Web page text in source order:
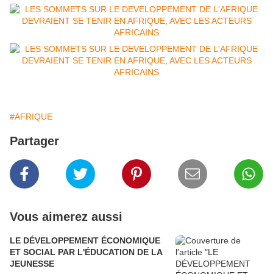
#AFRIQUE
Partager
Vous aimerez aussi
LE DÉVELOPPEMENT ÉCONOMIQUE
ET SOCIAL PAR L'ÉDUCATION DE LA
JEUNESSE